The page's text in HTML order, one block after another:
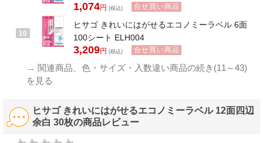
1,074円 (税込) 合せ買い商品
10
ヒサゴ きれいにはがせるエコノミーラベル 6面
100シート ELH004
3,209円 (税込) 合せ買い商品
→ 関連商品、色・サイズ・入数違い商品の続き(11～43)
を見る
ヒサゴ きれいにはがせるエコノミーラベル 12面四辺
余白 30枚の商品レビュー